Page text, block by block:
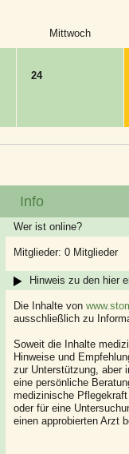
Mittwoch
24
Info
Wer ist online?
Mitglieder: 0 Mitglieder
Hinweis zu den hier
Die Inhalte von
ausschließlich zu
Soweit die Inhalte
Hinweise und
zur Unterstützung, aber
eine persönliche
medizinische
oder für eine
einen approbierten Arzt